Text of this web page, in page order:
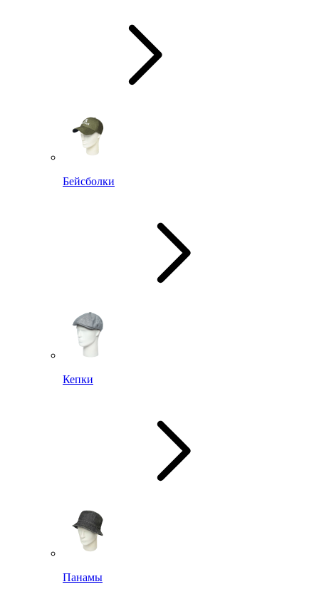
Бейсболки
Кепки
Панамы